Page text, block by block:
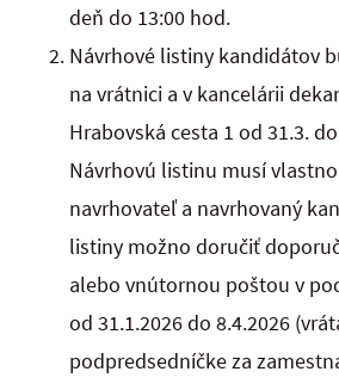
deň do 13:00 hod.
Návrhové listiny kandidátov
na vrátnici a v kancelárii
Hrabovská cesta 1 od 31.3.
Návrhovú listinu musí
navrhovateľ a navrhovaný
listiny možno doručiť
alebo vnútornou poštou v
od 31.1.2026 do 8.4.2026
podpredsedníčke za